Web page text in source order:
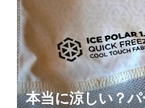
本当に涼しい？